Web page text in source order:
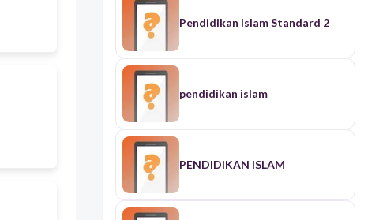
Pendidikan Islam Standard 2
pendidikan islam
PENDIDIKAN ISLAM